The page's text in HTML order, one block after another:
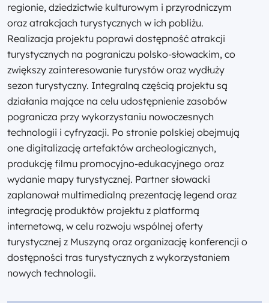
regionie, dziedzictwie kulturowym i przyrodniczym
oraz atrakcjach turystycznych w ich pobliżu.
Realizacja projektu poprawi dostępność atrakcji
turystycznych na pograniczu polsko-słowackim, co
zwiększy zainteresowanie turystów oraz wydłuży
sezon turystyczny. Integralną częścią projektu są
działania mające na celu udostępnienie zasobów
pogranicza przy wykorzystaniu nowoczesnych
technologii i cyfryzacji. Po stronie polskiej obejmują
one digitalizację artefaktów archeologicznych,
produkcję filmu promocyjno-edukacyjnego oraz
wydanie mapy turystycznej. Partner słowacki
zaplanował multimedialną prezentację legend oraz
integrację produktów projektu z platformą
internetową, w celu rozwoju wspólnej oferty
turystycznej z Muszyną oraz organizację konferencji o
dostępności tras turystycznych z wykorzystaniem
nowych technologii.